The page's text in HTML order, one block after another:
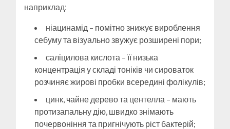
наприклад:
ніацинамід – помітно знижує вироблення
себуму та візуально звужує розширені пори;
саліцилова кислота – її низька
концентрація у складі тоніків чи сироваток
розчиняє жирові пробки всередині фолікулів;
цинк, чайне дерево та центелла – мають
протизапальну дію, швидко знімають
почервоніння та пригнічують ріст бактерій;